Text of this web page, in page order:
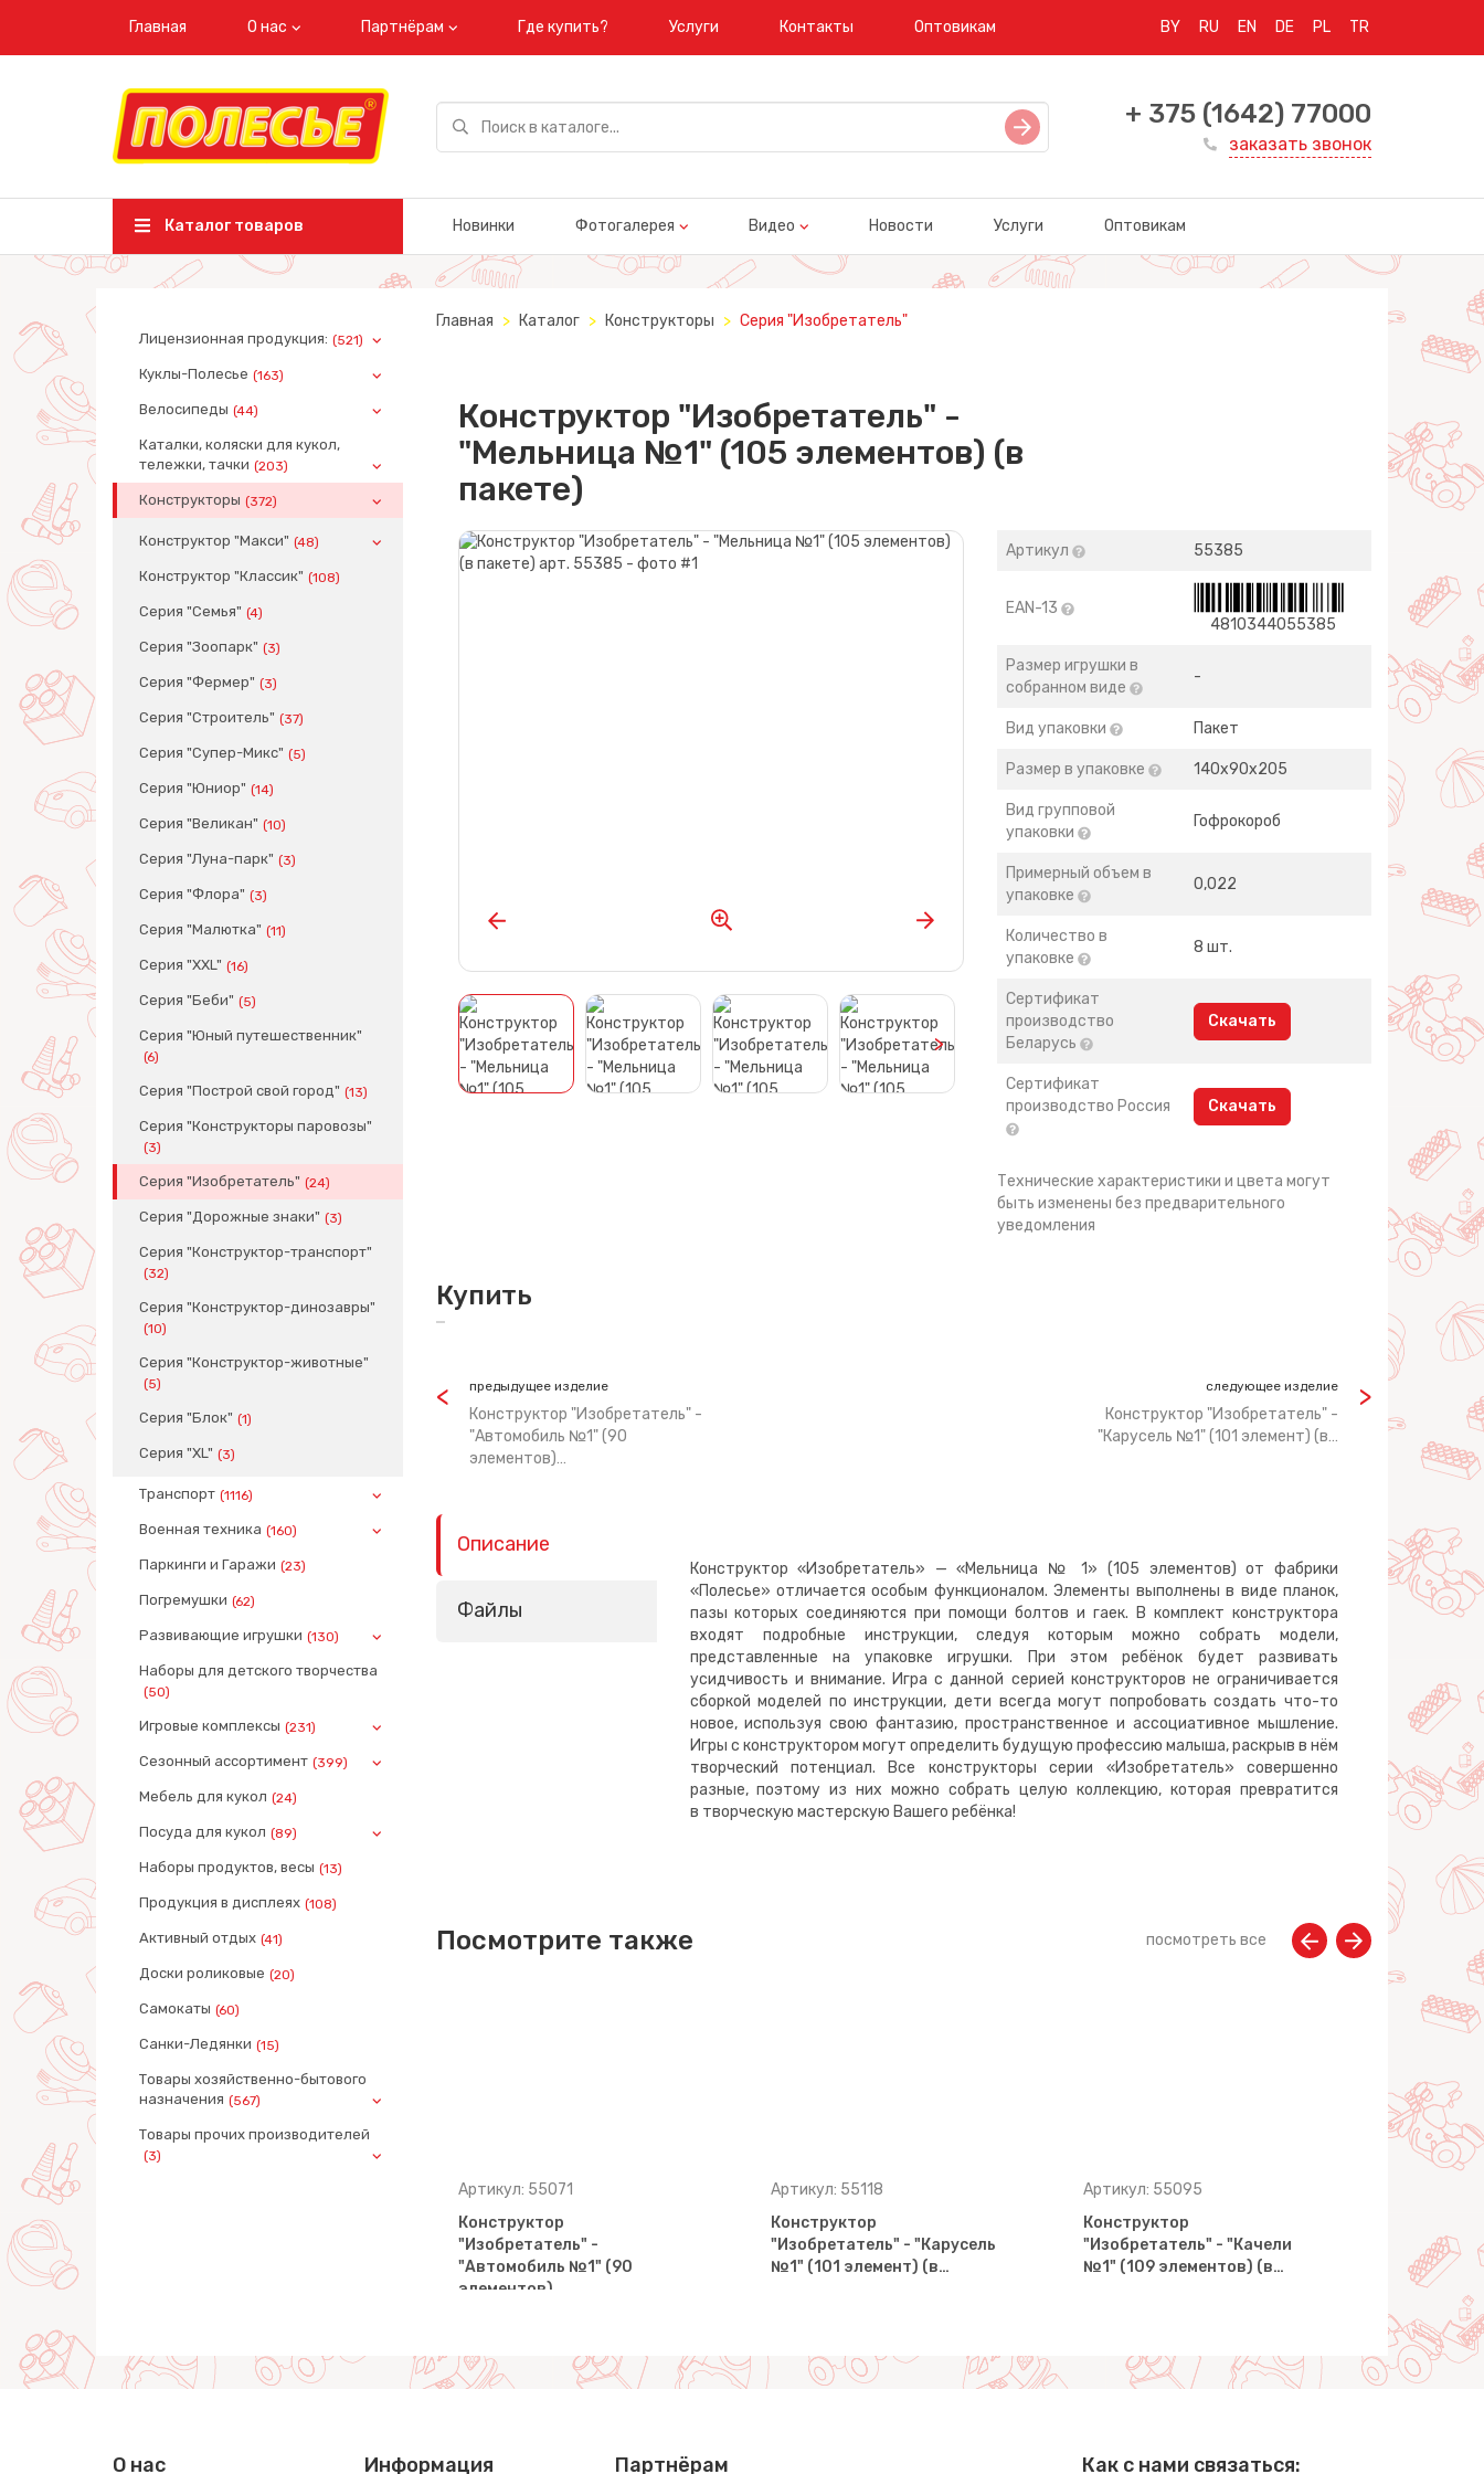
Главная О нас Партнёрам Где купить? Услуги Контакты Оптовикам BY RU EN DE PL TR
+ 375 (1642) 77000
заказать звонок
Каталог товаров Новинки Фотогалерея Видео Новости Услуги Оптовикам
Лицензионная продукция: (521)
Куклы-Полесье (163)
Велосипеды (44)
Каталки, коляски для кукол,
тележки, тачки (203)
Конструкторы (372)
Конструктор "Макси" (48)
Конструктор "Классик" (108)
Серия "Семья" (4)
Серия "Зоопарк" (3)
Серия "Фермер" (3)
Серия "Строитель" (37)
Серия "Супер-Микс" (5)
Серия "Юниор" (14)
Серия "Великан" (10)
Серия "Луна-парк" (3)
Серия "Флора" (3)
Серия "Малютка" (11)
Серия "XXL" (16)
Серия "Беби" (5)
Серия "Юный путешественник"
(6)
Серия "Построй свой город" (13)
Серия "Конструкторы паровозы"
(3)
Серия "Изобретатель" (24)
Серия "Дорожные знаки" (3)
Серия "Конструктор-транспорт"
(32)
Серия "Конструктор-динозавры"
(10)
Серия "Конструктор-животные"
(5)
Серия "Блок" (1)
Серия "XL" (3)
Транспорт (1116)
Военная техника (160)
Паркинги и Гаражи (23)
Погремушки (62)
Развивающие игрушки (130)
Наборы для детского творчества
(50)
Игровые комплексы (231)
Сезонный ассортимент (399)
Мебель для кукол (24)
Посуда для кукол (89)
Наборы продуктов, весы (13)
Продукция в дисплеях (108)
Активный отдых (41)
Доски роликовые (20)
Самокаты (60)
Санки-Ледянки (15)
Товары хозяйственно-бытового
назначения (567)
Товары прочих производителей
(3)
Главная Каталог Конструкторы Серия "Изобретатель"
Конструктор "Изобретатель" -
"Мельница №1" (105 элементов) (в
пакете)
>
Артикул 55385
EAN-13
4810344055385
Размер игрушки в
собранном виде
-
Вид упаковки Пакет
Размер в упаковке 140х90х205
Вид групповой
упаковки
Гофрокороб
Примерный объем в
упаковке
0,022
Количество в
упаковке
8 шт.
Сертификат
производство
Беларусь
Скачать
Сертификат
производство Россия
Скачать
Технические характеристики и цвета могут
быть изменены без предварительного
уведомления
Купить
предыдущее изделие
Конструктор "Изобретатель" -
"Автомобиль №1" (90
элементов)…
следующее изделие
Конструктор "Изобретатель" -
"Карусель №1" (101 элемент) (в…
Описание
Файлы
Конструктор «Изобретатель» — «Мельница № 1» (105 элементов) от фабрики
«Полесье» отличается особым функционалом. Элементы выполнены в виде планок,
пазы которых соединяются при помощи болтов и гаек. В комплект конструктора
входят подробные инструкции, следуя которым можно собрать модели,
представленные на упаковке игрушки. При этом ребёнок будет развивать
усидчивость и внимание. Игра с данной серией конструкторов не ограничивается
сборкой моделей по инструкции, дети всегда могут попробовать создать что-то
новое, используя свою фантазию, пространственное и ассоциативное мышление.
Игры с конструктором могут определить будущую профессию малыша, раскрыв в нём
творческий потенциал. Все конструкторы серии «Изобретатель» совершенно
разные, поэтому из них можно собрать целую коллекцию, которая превратится
в творческую мастерскую Вашего ребёнка!
Посмотрите также посмотреть все
Артикул: 55071
Конструктор
"Изобретатель" -
"Автомобиль №1" (90
элементов)…
Артикул: 55118
Конструктор
"Изобретатель" - "Карусель
№1" (101 элемент) (в…
Артикул: 55095
Конструктор
"Изобретатель" - "Качели
№1" (109 элементов) (в…
№2" (121
О нас Информация Партнёрам Как с нами связаться: